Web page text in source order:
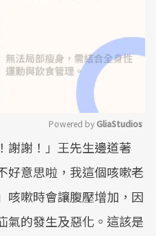
Mute
Powered by GliaStudios
謝謝！」王先生邊道著
好意思啦，我這個咳嗽老
咳嗽時會讓腹壓增加，因
氣的發生及惡化。這該是